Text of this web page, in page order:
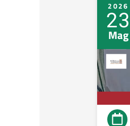
2026
23
Mag